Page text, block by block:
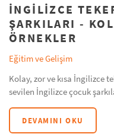
İNGILIZCE
ŞARKILARI -
ÖRNEKLER
Eğitim ve Gelişim
Kolay, zor ve kısa İngilizce
sevilen İngilizce çocuk
DEVAMINI OKU